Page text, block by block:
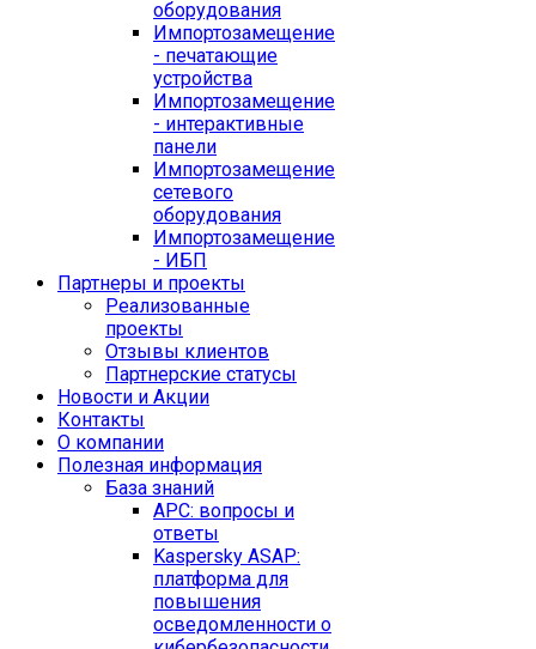
оборудования
Импортозамещение
- печатающие
устройства
Импортозамещение
- интерактивные
панели
Импортозамещение
сетевого
оборудования
Импортозамещение
- ИБП
Партнеры и проекты
Реализованные
проекты
Отзывы клиентов
Партнерские статусы
Новости и Акции
Контакты
O компании
Полезная информация
База знаний
APC: вопросы и
ответы
Kaspersky ASAP:
платформа для
повышения
осведомленности о